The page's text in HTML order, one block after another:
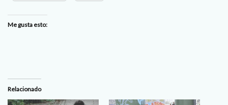
Me gusta esto:
Relacionado